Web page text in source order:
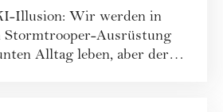
Illusion: Wir werden in
Ausrüstung
Alltag leben, aber der